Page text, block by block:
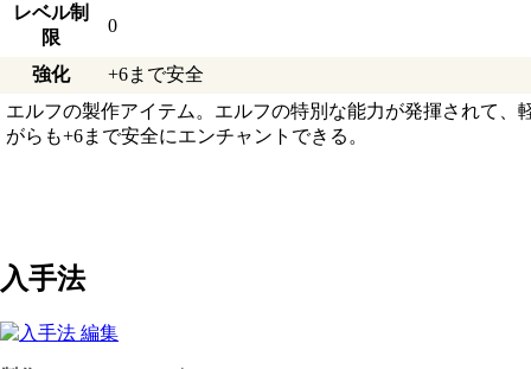
レベル制
限
0
強化
+6まで安全
エルフの製作アイテム。エルフの特別な能力が発揮されて、
がらも+6まで安全にエンチャントできる。
入手法